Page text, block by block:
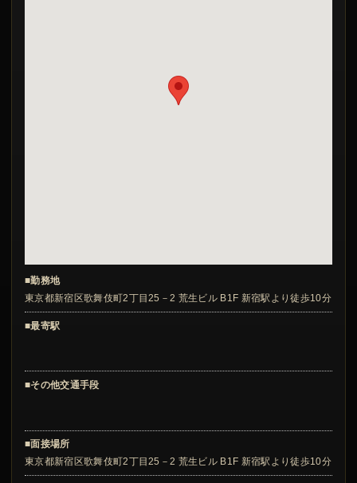
■勤務地
東京都新宿区歌舞伎町2丁目25－2 荒生ビル B1F 新宿駅より徒歩10分
■最寄駅
■その他交通手段
■面接場所
東京都新宿区歌舞伎町2丁目25－2 荒生ビル B1F 新宿駅より徒歩10分